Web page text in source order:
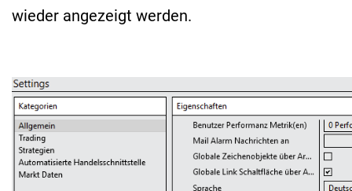
wieder angezeigt werden.